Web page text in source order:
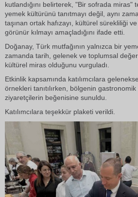
kutlandığını belirterek, "Bir sofrada miras"
yemek kültürünü tanıtmayı değil, aynı
taşınan ortak hafızayı, kültürel sürekliliği
görünür kılmayı amaçladığını ifade etti.
Doğanay, Türk mutfağının yalnızca bir
zamanda tarih, gelenek ve toplumsal
kültürel miras olduğunu vurguladı.
Etkinlik kapsamında katılımcılara
örnekleri tanıtılırken, bölgenin
ziyaretçilerin beğenisine sunuldu.
Katılımcılara teşekkür plaketi verildi.